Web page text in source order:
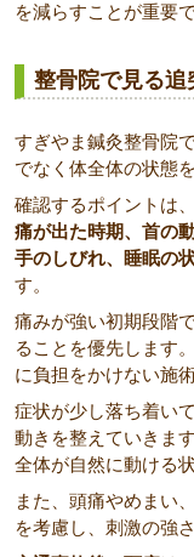
を減らすことが重要で
整骨院で見る
すぎやま鍼灸整骨院
でなく体全体の状態
確認するポイントは、
痛が出た時期、首の
手のしびれ、睡眠の
す。
痛みが強い初期段階
ることを優先します
に負担をかけない施
症状が少し落ち着い
動きを整えていきま
全体が自然に動ける
また、頭痛やめまい
を考慮し、刺激の強